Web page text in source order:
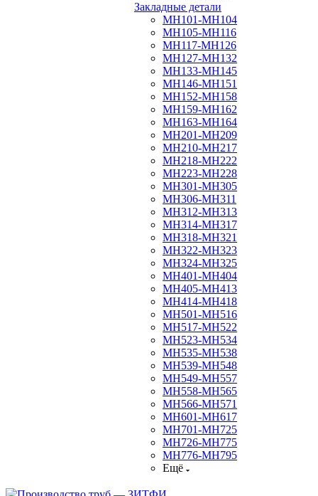
Закладные детали
МН101-МН104
МН105-МН116
МН117-МН126
МН127-МН132
МН133-МН145
МН146-МН151
МН152-МН158
МН159-МН162
МН163-МН164
МН201-МН209
МН210-МН217
МН218-МН222
МН223-МН228
МН301-МН305
МН306-МН311
МН312-МН313
МН314-МН317
МН318-МН321
МН322-МН323
МН324-МН325
МН401-МН404
МН405-МН413
МН414-МН418
МН501-МН516
МН517-МН522
МН523-МН534
МН535-МН538
МН539-МН548
МН549-МН557
МН558-МН565
МН566-МН571
МН601-МН617
МН701-МН725
МН726-МН775
МН776-МН795
Ещё